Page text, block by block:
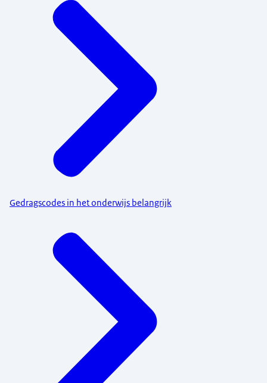
Gedragscodes in het onderwijs belangrijk